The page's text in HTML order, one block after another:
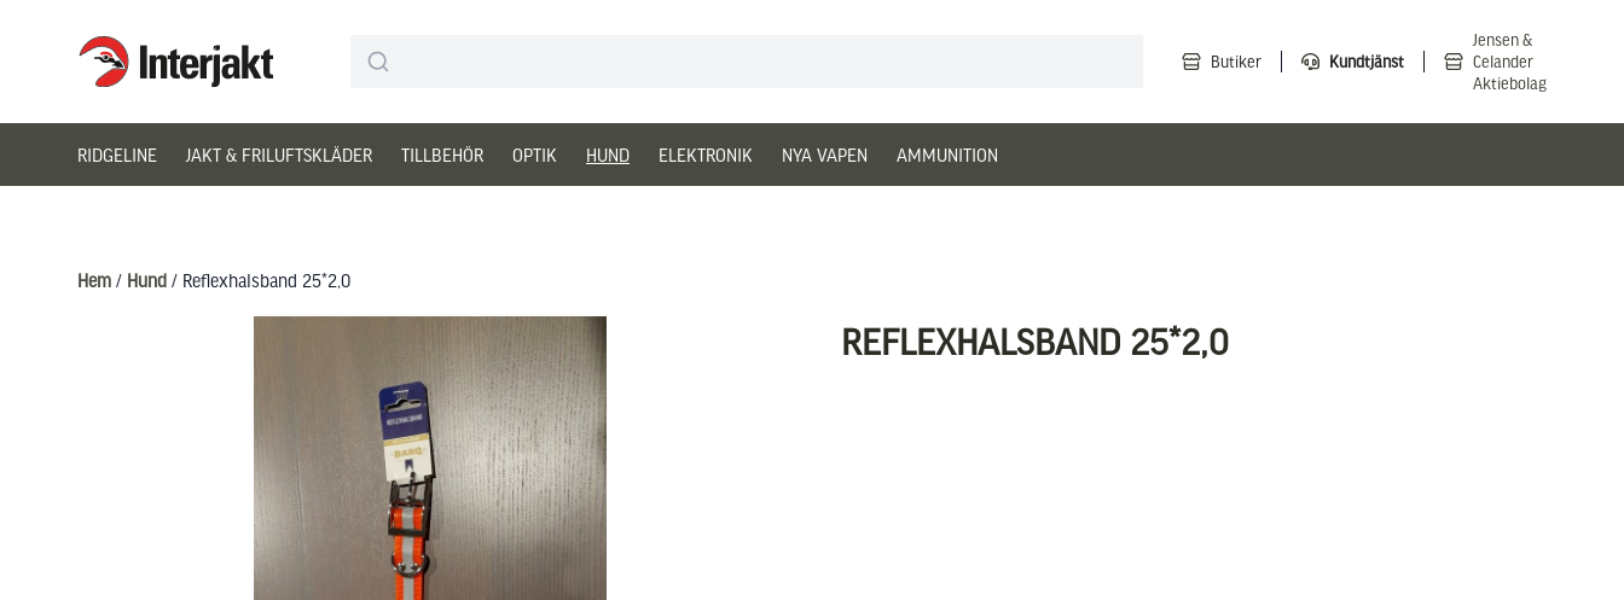
Interjakt SE
Butiker Kundtjänst
Jensen &
Celander
Aktiebolag
RIDGELINE JAKT & FRILUFTSKLÄDER TILLBEHÖR OPTIK HUND ELEKTRONIK NYA VAPEN AMMUNITION
Hem / Hund / Reflexhalsband 25*2,0
REFLEXHALSBAND 25*2,0